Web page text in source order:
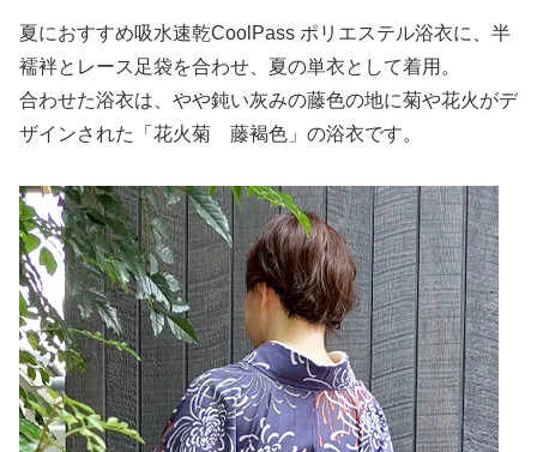
夏におすすめ吸水速乾CoolPass ポリエステル浴衣に、半
襦袢とレース足袋を合わせ、夏の単衣として着用。
合わせた浴衣は、やや鈍い灰みの藤色の地に菊や花火がデ
ザインされた「花火菊 藤褐色」の浴衣です。